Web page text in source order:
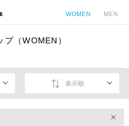
WOMEN MEN
（WOMEN）
表示順